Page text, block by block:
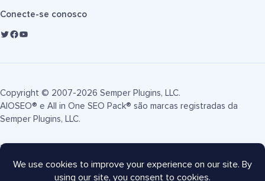
Conecte-se conosco
Copyright © 2007-2026 Semper Plugins, LLC.
AIOSEO® e All in One SEO Pack® são marcas registradas da
Semper Plugins, LLC.
Termos de Serviço
Mapa do site
Cupom AIOSEO